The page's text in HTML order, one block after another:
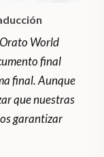
World
final
final. Aunque
que nuestras
garantizar